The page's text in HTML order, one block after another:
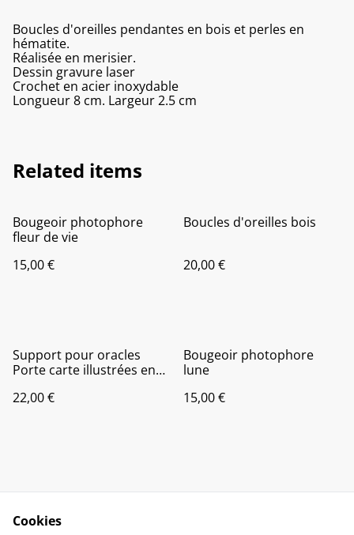
Boucles d'oreilles pendantes en bois et perles en
hématite.
Réalisée en merisier.
Dessin gravure laser
Crochet en acier inoxydable
Longueur 8 cm. Largeur 2.5 cm
Related items
Bougeoir photophore
fleur de vie
15,00 €
Boucles d'oreilles bois
20,00 €
Support pour oracles
Porte carte illustrées en
22,00 €
Bougeoir photophore
lune
15,00 €
Cookies